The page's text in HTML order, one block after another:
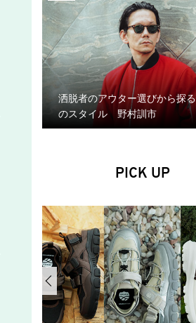
洒脱者のアウター選びから探
のスタイル 野村訓市
PICK UP